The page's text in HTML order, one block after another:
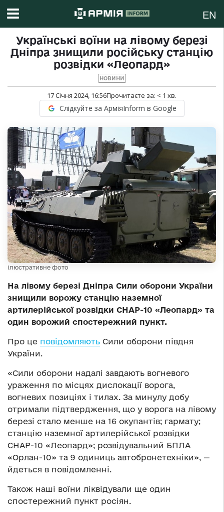
EN
Українські воїни на лівому березі
Дніпра знищили російську станцію
розвідки «Леопард»
НОВИНИ
17 Січня 2024, 16:56Прочитаєте за: < 1 хв.
Слідкуйте за АрміяInform в Google
Ілюстративне фото
На лівому березі Дніпра Сили оборони України
знищили ворожу станцію наземної
артилерійської розвідки СНАР-10 «Леопард» та
один ворожий спостережний пункт.
Про це повідомляють Сили оборони півдня
України.
«Сили оборони надалі завдають вогневого
ураження по місцях дислокації ворога,
вогневих позиціях і тилах. За минулу добу
отримали підтвердження, що у ворога на лівому
березі стало менше на 16 окупантів; гармату;
станцію наземної артилерійської розвідки
СНАР-10 «Леопард»; розвідувальний БПЛА
«Орлан-10» та 9 одиниць автобронетехніки», —
йдеться в повідомленні.
Також наші воїни ліквідували ще один
спостережний пункт росіян.